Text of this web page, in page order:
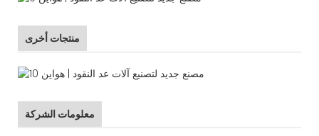
منتجات أخرى
معلومات الشركة